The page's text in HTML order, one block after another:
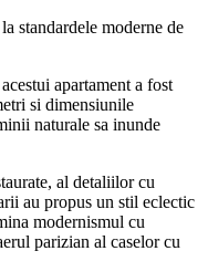
standardele moderne de
apartament a fost
si dimensiunile
naturale sa inunde
al detaliilor cu
au propus un stil eclectic
modernismul cu
parizian al caselor cu